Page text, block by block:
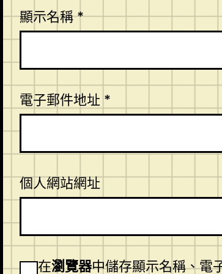
顯示名稱*
電子郵件地址 *
個人網站網址
在瀏覽器中儲存顯示名稱、電